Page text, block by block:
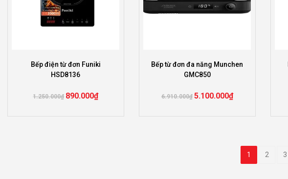
Bếp điện từ đơn Funiki
HSD8136
1.250.000₫ 890.000₫
Bếp từ đơn đa năng Munchen
GMC850
6.910.000₫ 5.100.000₫
1 2 3